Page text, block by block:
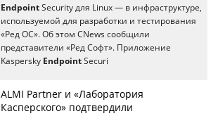
Endpoint Security для Linux — в инфраструктуре,
используемой для разработки и тестирования
«Ред ОС». Об этом CNews сообщили
представители «Ред Софт». Приложение
Kaspersky Endpoint Securi
ALMI Partner и «Лаборатория
Касперского» подтвердили